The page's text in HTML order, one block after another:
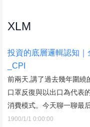
XLM
投資的底層邏輯認知
_CPI
前兩天,講了過去幾年圍繞
口罩反復與以出口為代表
消費模式。今天聊一聊最
1900/1/1 0:00:00